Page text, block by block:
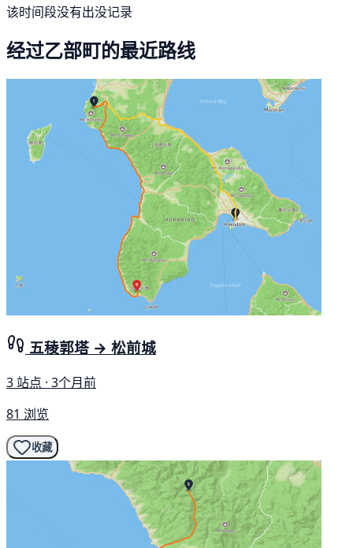
该时间段没有出没记录
经过乙部町的最近路线
五稜郭塔 → 松前城
3 站点 · 3个月前
81 浏览
收藏